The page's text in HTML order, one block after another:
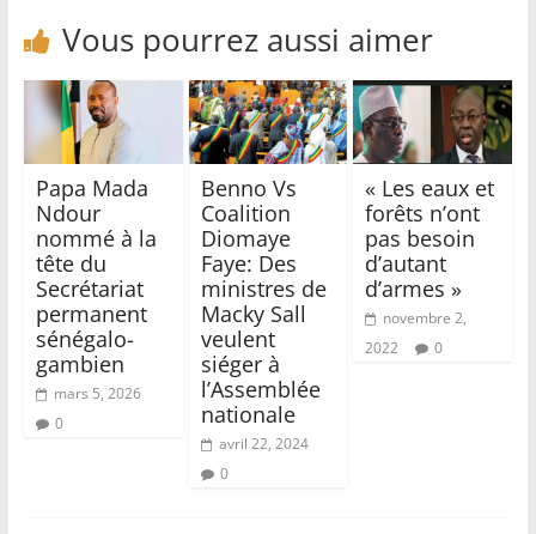
Vous pourrez aussi aimer
Papa Mada
Ndour
nommé à la
tête du
Secrétariat
permanent
sénégalo-
gambien
mars 5, 2026
0
Benno Vs
Coalition
Diomaye
Faye: Des
ministres de
Macky Sall
veulent
siéger à
l’Assemblée
nationale
avril 22, 2024
0
« Les eaux et
forêts n’ont
pas besoin
d’autant
d’armes »
novembre 2,
2022
0